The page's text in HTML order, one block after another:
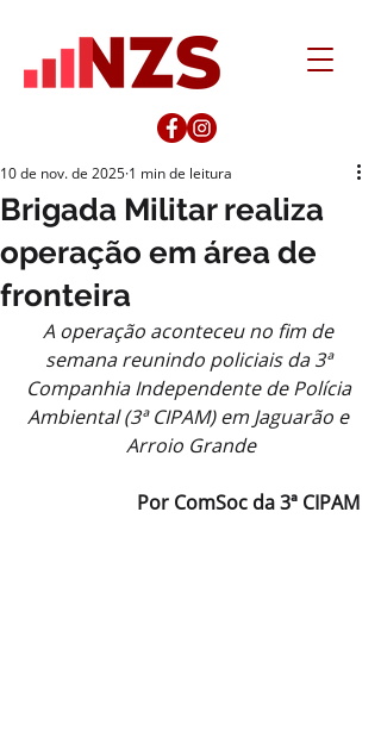
Brigada Militar realiza
operação em área de
fronteira
10 de nov. de 2025 1 min de leitura
A operação aconteceu no fim de
semana reunindo policiais da 3ª
Companhia Independente de Polícia
Ambiental (3ª CIPAM) em Jaguarão e
Arroio Grande
Por ComSoc da 3ª CIPAM